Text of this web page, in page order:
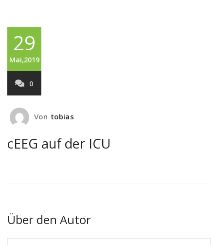
29
Mai,2019
0
Von tobias
cEEG auf der ICU
Über den Autor